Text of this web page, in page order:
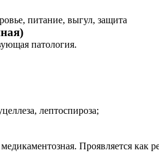
питание, выгул, защита
патология.
лептоспироза;
Проявляется